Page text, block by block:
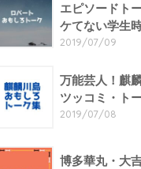
エピソードト
ケてない学生時
2019/07/09
万能芸人！麒
ツッコミ・ト
2019/07/08
博多華丸・大